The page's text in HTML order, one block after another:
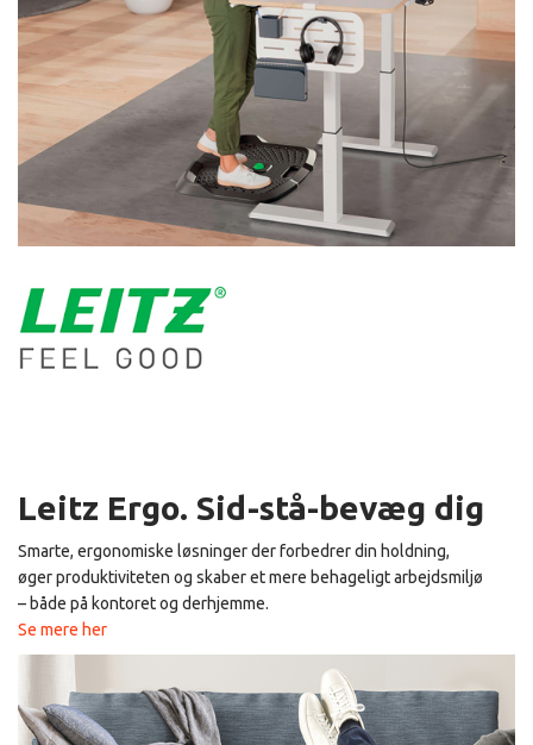
Leitz Ergo. Sid-stå-bevæg dig
Smarte, ergonomiske løsninger der forbedrer din holdning,
øger produktiviteten og skaber et mere behageligt arbejdsmiljø
– både på kontoret og derhjemme.
Se mere her